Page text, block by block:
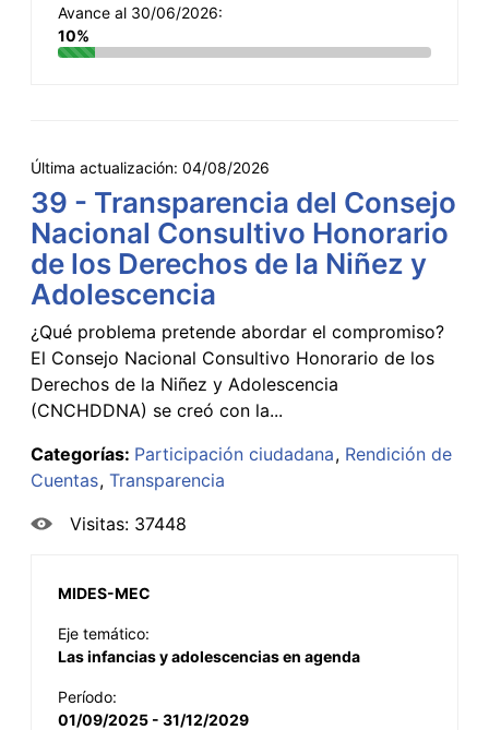
Avance al 30/06/2026:
10%
Última actualización: 04/08/2026
39 - Transparencia del Consejo
Nacional Consultivo Honorario
de los Derechos de la Niñez y
Adolescencia
¿Qué problema pretende abordar el compromiso?
El Consejo Nacional Consultivo Honorario de los
Derechos de la Niñez y Adolescencia
(CNCHDDNA) se creó con la...
Categorías: Participación ciudadana Rendición de
Cuentas Transparencia
Visitas: 37448
MIDES-MEC
Eje temático:
Las infancias y adolescencias en agenda
Período:
01/09/2025 - 31/12/2029